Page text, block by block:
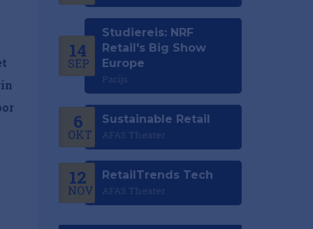
14
SEP
Studiereis: NRF
Retail's Big Show
Europe
Parijs
6
OKT
Sustainable Retail
AFAS Theater
12
NOV
RetailTrends Tech
AFAS Theater